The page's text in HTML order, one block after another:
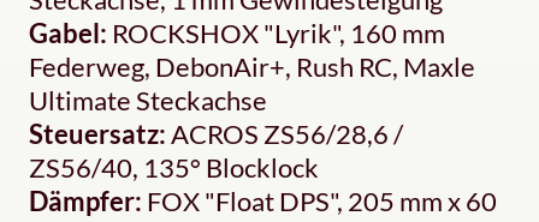
Gabel: ROCKSHOX "Lyrik", 160 mm
Federweg, DebonAir+, Rush RC, Maxle
Ultimate Steckachse
Steuersatz:ACROS ZS56/28,6 /
ZS56/40, 135° Blocklock
Dämpfer: FOX "Float DPS", 205 mm x 60